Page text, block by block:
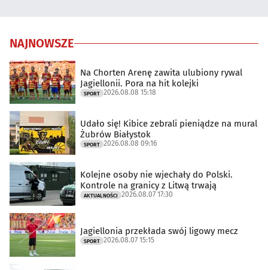
NAJNOWSZE
Na Chorten Arenę zawita ulubiony rywal
Jagiellonii. Pora na hit kolejki
SPORT 2026.08.08 15:18
Udało się! Kibice zebrali pieniądze na mural
Żubrów Białystok
SPORT 2026.08.08 09:16
Kolejne osoby nie wjechały do Polski.
Kontrole na granicy z Litwą trwają
AKTUALNOŚCI 2026.08.07 17:30
Jagiellonia przekłada swój ligowy mecz
SPORT 2026.08.07 15:15